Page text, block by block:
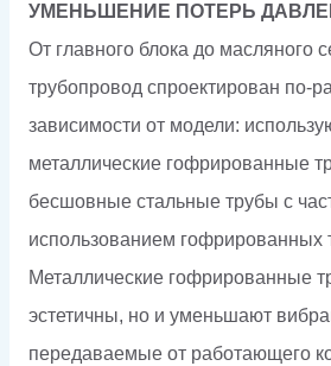
УМЕНЬШЕНИЕ ПОТЕРЬ
От главного блока до масляного
трубопровод спроектирован по-
зависимости от модели:
металлические гофрированные
бесшовные стальные трубы с
использованием гофрированных
Металлические гофрированные
эстетичны, но и уменьшают
передаваемые от работающего